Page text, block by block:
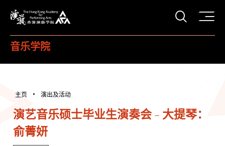
打开
音乐学院
主页 演出及活动
演艺音乐硕士毕业生演奏会 - 大提琴：
俞菁妍